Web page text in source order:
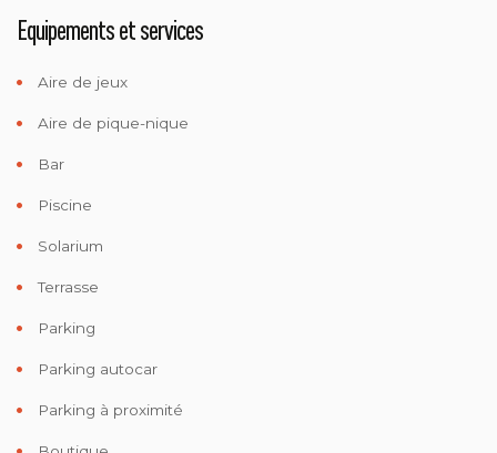
Equipements et services
Aire de jeux
Aire de pique-nique
Bar
Piscine
Solarium
Terrasse
Parking
Parking autocar
Parking à proximité